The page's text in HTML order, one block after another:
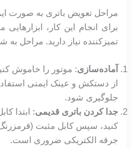
مراحل تعویض باتری به صورت
برای انجام این کار،
تمیزکننده نیاز دارید. مراحل
آماده‌سازی: موتور را خاموش
از دستکش و عینک ایمنی
جلوگیری شود.
جدا کردن باتری قدیمی: ابتدا
کنید، سپس کابل مثبت
جرقه الکتریکی ضروری است.